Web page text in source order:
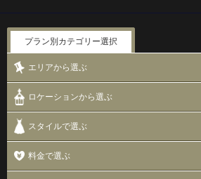
プラン別カテゴリー選択
エリアから選ぶ
ロケーションから選ぶ
スタイルで選ぶ
料金で選ぶ